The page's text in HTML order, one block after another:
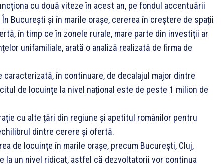
cu două viteze în acest an, pe fondul accentuării
București și în marile orașe, cererea în creștere de spații
în timp ce în zonele rurale, mare parte din investiții ar
unifamiliale, arată o analiză realizată de firma de
în continuare, de decalajul major dintre
de locuințe la nivel național este de peste 1 milion de
cu alte țări din regiune și apetitul românilor pentru
dintre cerere și ofertă.
de locuințe în marile orașe, precum București, Cluj,
la un nivel ridicat, astfel că dezvoltatorii vor continua